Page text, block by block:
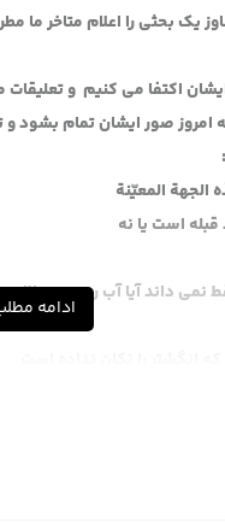
یک بحثی را اعلام متاخر
اکتفا می کنیم و تعلیقات
امروز صور ایشان تمام بشود
الجهة المعيّنة
است یا نه
نمی داند آیا آب رسیده،
على المأمور به،
ادامه